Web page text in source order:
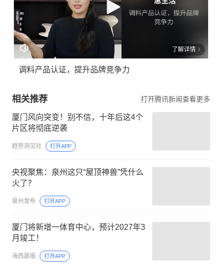
了解详情
调料产品认证，提升品牌竞争力
相关推荐 打开腾讯新闻查看更多
厦门风向突变！别不信，十年后这4个
片区将彻底逆袭
趋势洞见社 打开APP
央视聚焦：泉州这只“屋顶神兽”凭什么
火了？
泉州发布 打开APP
厦门将新增一体育中心，预计2027年3
月竣工！
海西晨报 打开APP